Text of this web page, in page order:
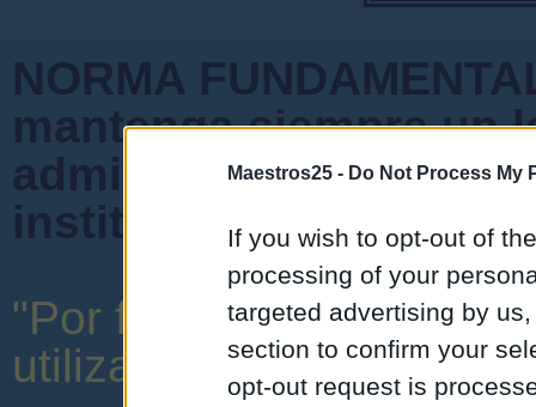
Maestros25 - Do Not Process My
If you wish to opt-out of
processing of your
targeted advertising by
section to confirm your
opt-out request is
NORMA
mantenga siempre un
admiten mensajes
instituciones ni que
"Por favor, no abuse de
utilizar una expresión y